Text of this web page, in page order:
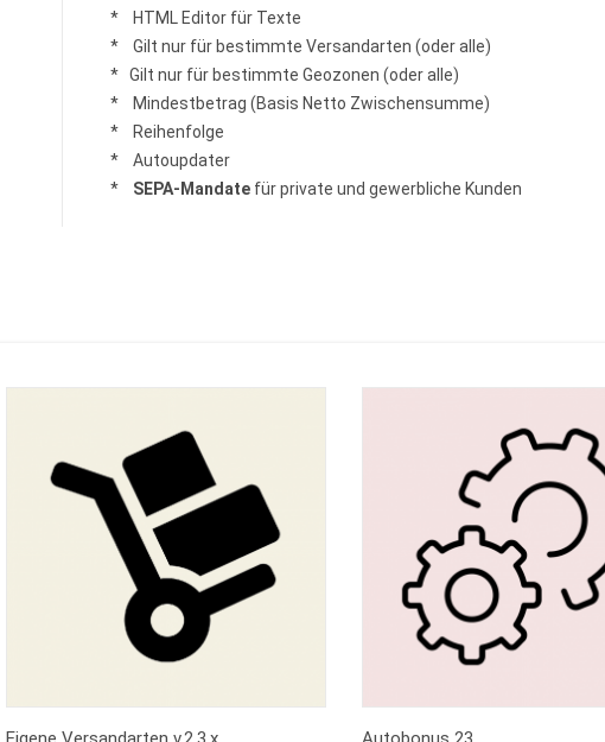
* HTML Editor für Texte
* Gilt nur für bestimmte Versandarten (oder alle)
* Gilt nur für bestimmte Geozonen (oder alle)
* Mindestbetrag (Basis Netto Zwischensumme)
* Reihenfolge
* Autoupdater
* SEPA-Mandate für private und gewerbliche Kunden